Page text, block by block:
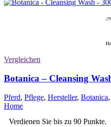
-
Vergleichen
Botanica – Cleansing
Pferd, Pflege, Hersteller, Botanica,
Home
Verdienen Sie bis zu 90 Punkte.